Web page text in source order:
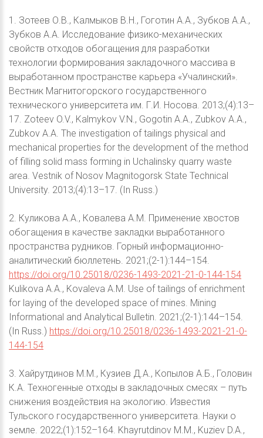
1. Зотеев О.В., Калмыков В.Н., Гоготин А.А., Зубков А.А.,
Зубков А.А. Исследование физико-механических
свойств отходов обогащения для разработки
технологии формирования закладочного массива в
выработанном пространстве карьера «Учалинский».
Вестник Магнитогорского государственного
технического университета им. Г.И. Носова. 2013;(4):13–
17. Zoteev O.V., Kalmykov V.N., Gogotin A.A., Zubkov A.A.,
Zubkov A.A. The investigation of tailings physical and
mechanical properties for the development of the method
of filling solid mass forming in Uchalinsky quarry waste
area. Vestnik of Nosov Magnitogorsk State Technical
University. 2013;(4):13–17. (In Russ.)
2. Куликова А.А., Ковалева А.М. Применение хвостов
обогащения в качестве закладки выработанного
пространства рудников. Горный информационно-
аналитический бюллетень. 2021;(2-1):144–154.
https://doi.org/10.25018/0236-1493-2021-21-0-144-154
Kulikova A.A., Kovaleva A.M. Use of tailings of enrichment
for laying of the developed space of mines. Mining
Informational and Analytical Bulletin. 2021;(2-1):144–154.
(In Russ.) https://doi.org/10.25018/0236-1493-2021-21-0-
144-154
3. Хайрутдинов М.М., Кузиев Д.А., Копылов А.Б., Головин
К.А. Техногенные отходы в закладочных смесях – путь
снижения воздействия на экологию. Известия
Тульского государственного университета. Науки о
земле. 2022;(1):152–164. Khayrutdinov M.M., Kuziev D.A.,